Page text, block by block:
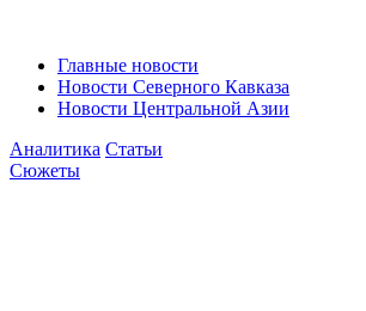
Главные новости
Новости Северного Кавказа
Новости Центральной Азии
Аналитика Статьи
Сюжеты